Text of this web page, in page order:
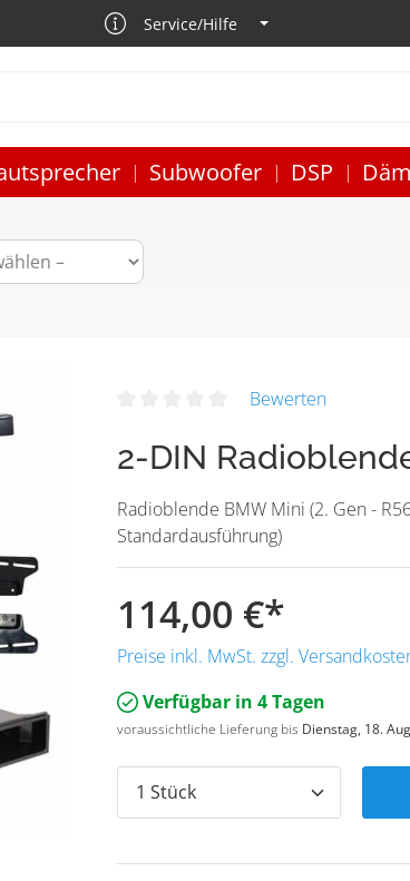
Service/Hilfe
Subwoofer DSP
Bewerten
2-DIN
Radioblende BMW Mini (2. Gen -
Standardausführung)
114,00 €*
Preise inkl. MwSt. zzgl.
Verfügbar in 4 Tagen
voraussichtliche Lieferung bis Dienstag, 18.